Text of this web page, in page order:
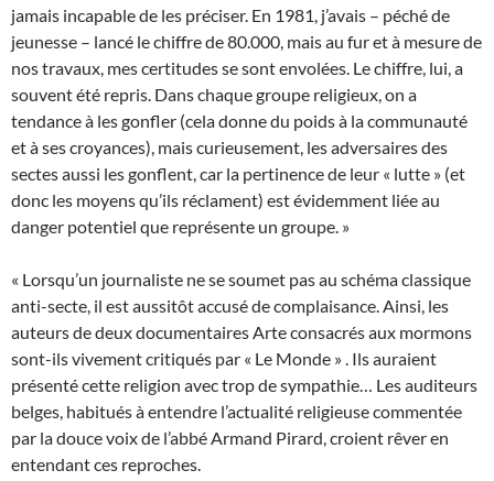
jamais incapable de les préciser. En 1981, j’avais – péché de
jeunesse – lancé le chiffre de 80.000, mais au fur et à mesure de
nos travaux, mes certitudes se sont envolées. Le chiffre, lui, a
souvent été repris. Dans chaque groupe religieux, on a
tendance à les gonfler (cela donne du poids à la communauté
et à ses croyances), mais curieusement, les adversaires des
sectes aussi les gonflent, car la pertinence de leur « lutte » (et
donc les moyens qu’ils réclament) est évidemment liée au
danger potentiel que représente un groupe. »
« Lorsqu’un journaliste ne se soumet pas au schéma classique
anti-secte, il est aussitôt accusé de complaisance. Ainsi, les
auteurs de deux documentaires Arte consacrés aux mormons
sont-ils vivement critiqués par « Le Monde » . Ils auraient
présenté cette religion avec trop de sympathie… Les auditeurs
belges, habitués à entendre l’actualité religieuse commentée
par la douce voix de l’abbé Armand Pirard, croient rêver en
entendant ces reproches.